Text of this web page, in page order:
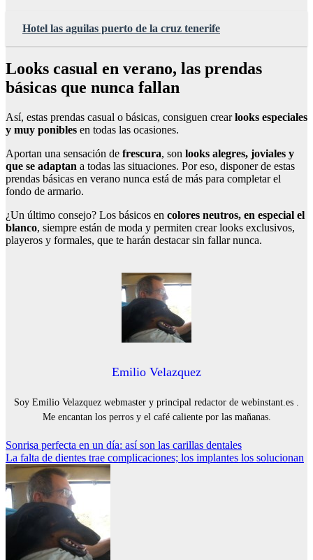
Hotel las aguilas puerto de la cruz tenerife
Looks casual en verano, las prendas
básicas que nunca fallan
Así, estas prendas casual o básicas, consiguen crearlooks especiales
y muy ponibles en todas las ocasiones.
Aportan una sensación de frescura, son looks alegres, joviales y
que se adaptan a todas las situaciones. Por eso, disponer de estas
prendas básicas en verano nunca está de más para completar el
fondo de armario.
¿Un último consejo? Los básicos en colores neutros, en especial el
blanco, siempre están de moda y permiten crear looks exclusivos,
playeros y formales, que te harán destacar sin fallar nunca.
Emilio Velazquez
Soy Emilio Velazquez webmaster y principal redactor de webinstant.es .
Me encantan los perros y el café caliente por las mañanas.
Navegación
de
entradas
Sonrisa perfecta en un día: así son las carillas dentales
La falta de dientes trae complicaciones; los implantes los solucionan